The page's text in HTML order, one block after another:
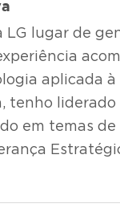
lugar de
aplicada
tenho
em temas